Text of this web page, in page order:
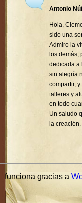
Antonio
Hola,
sido una
Admiro la
los demás,
dedicada a
sin alegría
compartir,
talleres y
en todo
Un saludo
la creación.
funciona gracias a